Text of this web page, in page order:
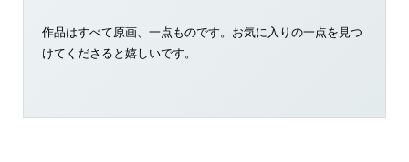
作品はすべて原画、一点ものです。お気に入りの一点を見つ
けてくださると嬉しいです。